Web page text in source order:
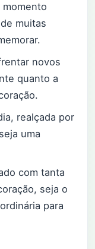
muitas
novos
quanto a
realçada por
uma
com tanta
seja o
para